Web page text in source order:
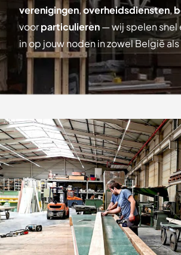
verenigingen,overheidsdiensten,
voorparticulieren— wij spelen
in op jouw noden in zowel België